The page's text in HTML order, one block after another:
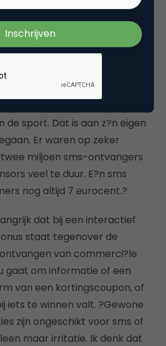
weer andere
blijkt uit het
Friday, vertelt Gielen: ?
dat ze over allerlei
wilden ontvangen. Die
Shell was gelinkt aan
de sport. Dat is aan z?n eigen
Er waren op zeker
miljoen sms-ontvangers
veel te duur. E?n sms
nog altijd 7 eurocent.?
dat bij een interactief
staat tegenover de
van commerci?le
gaat om informatie of een
van een kortingscoupon, of
iets te winnen valt. ?Gewone
zijn ongeschikt voor sms of
maar irritatie. Ik denk dat